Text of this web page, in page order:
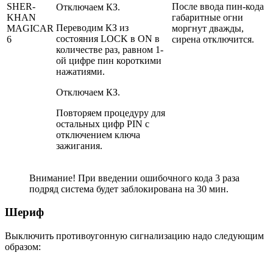
SHER-
KHAN
MAGICAR
6
Отключаем КЗ.
Переводим КЗ из
состояния LOCK в ON в
количестве раз, равном 1-
ой цифре пин короткими
нажатиями.
Отключаем КЗ.
Повторяем процедуру для
остальных цифр PIN с
отключением ключа
зажигания.
После ввода пин-кода
габаритные огни
моргнут дважды,
сирена отключится.
Внимание! При введении ошибочного кода 3 раза
подряд система будет заблокирована на 30 мин.
Шериф
Выключить противоугонную сигнализацию надо следующим
образом: